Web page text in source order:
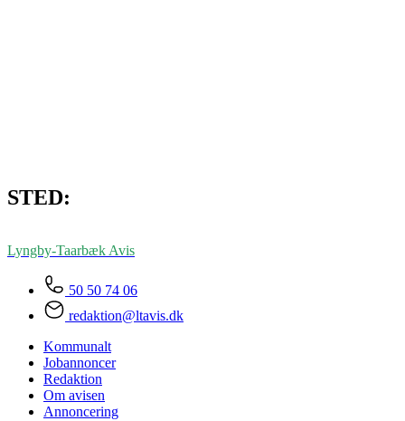
STED:
Lyngby-Taarbæk Avis
50 50 74 06
redaktion@ltavis.dk
Kommunalt
Jobannoncer
Redaktion
Om avisen
Annoncering